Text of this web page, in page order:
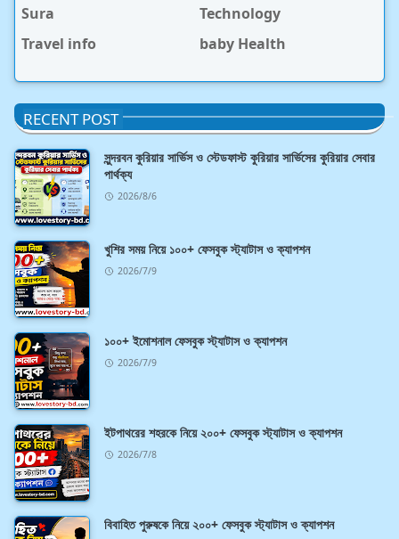
Sura
Technology
Travel info
baby Health
RECENT POST
সুন্দরবন কুরিয়ার সার্ভিস ও স্টেডফাস্ট কুরিয়ার সার্ভিসের কুরিয়ার সেবার
পার্থক্য
2026/8/6
খুশির সময় নিয়ে ১০০+ ফেসবুক স্ট্যাটাস ও ক্যাপশন
2026/7/9
১০০+ ইমোশনাল ফেসবুক স্ট্যাটাস ও ক্যাপশন
2026/7/9
ইটপাথরের শহরকে নিয়ে ২০০+ ফেসবুক স্ট্যাটাস ও ক্যাপশন
2026/7/8
বিবাহিত পুরুষকে নিয়ে ২০০+ ফেসবুক স্ট্যাটাস ও ক্যাপশন